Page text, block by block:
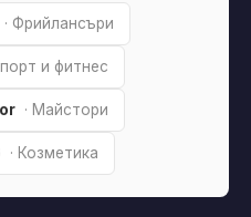
· Фрийлансъри
и фитнес
· Майстори
· Козметика